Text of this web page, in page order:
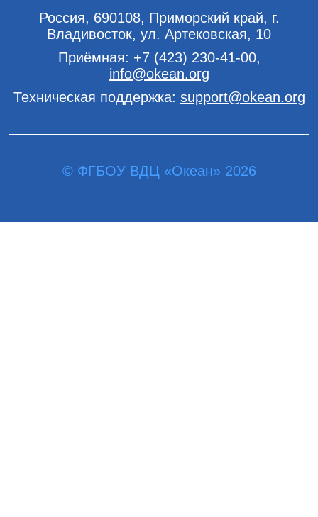
Россия, 690108, Приморский край, г.
Владивосток, ул. Артековская, 10
Приёмная: +7 (423) 230-41-00,
info@okean.org
Техническая поддержка: support@okean.org
© ФГБОУ ВДЦ «Океан» 2026